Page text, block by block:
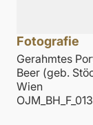
Fotografie
Gerahmtes
Beer (geb.
Wien
OJM_BH_F_013